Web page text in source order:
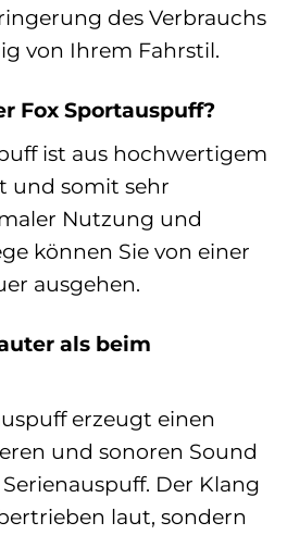
des Verbrauchs
von Ihrem Fahrstil.
Fox Sportauspuff?
ist aus hochwertigem
und somit sehr
Nutzung und
können Sie von einer
ausgehen.
als beim
erzeugt einen
und sonoren Sound
Der Klang
laut, sondern